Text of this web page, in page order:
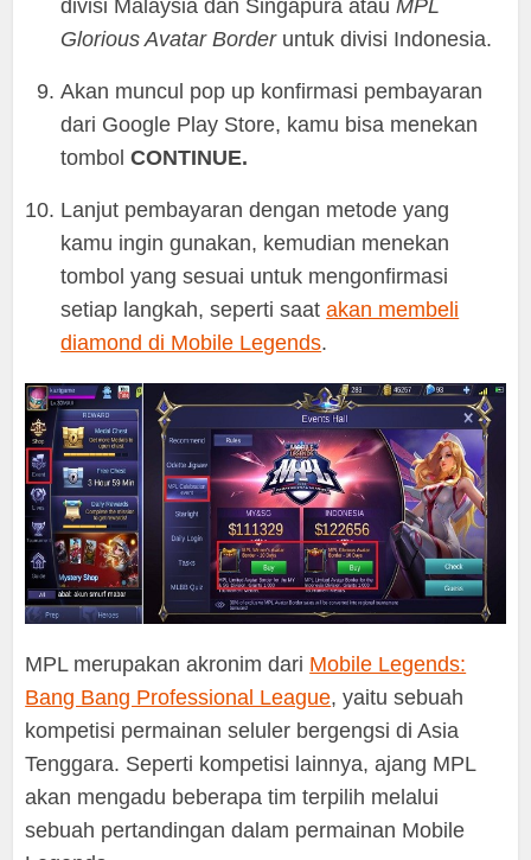
divisi Malaysia dan Singapura atauMPL
Glorious Avatar Borderuntuk divisi Indonesia.
Akan muncul pop up konfirmasi pembayaran
dari Google Play Store, kamu bisa menekan
tombolCONTINUE.
Lanjut pembayaran dengan metode yang
kamu ingin gunakan, kemudian menekan
tombol yang sesuai untuk mengonfirmasi
setiap langkah, seperti saatakan membeli
diamond di Mobile Legends.
MPL merupakan akronim dari Mobile Legends:
Bang Bang Professional League, yaitu sebuah
kompetisi permainan seluler bergengsi di Asia
Tenggara. Seperti kompetisi lainnya, ajang MPL
akan mengadu beberapa tim terpilih melalui
sebuah pertandingan dalam permainan Mobile